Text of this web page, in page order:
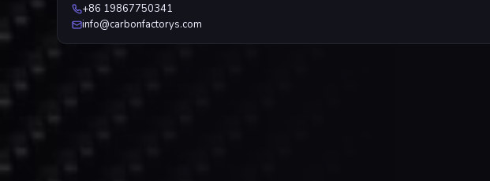
+86 19867750341
info@carbonfactorys.com